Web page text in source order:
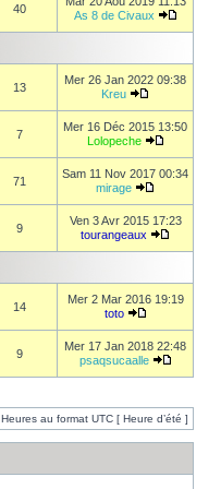
40
As 8 de Civaux
13
Mer 26 Jan 2022 09:38
Kreu
7
Mer 16 Déc 2015 13:50
Lolopeche
71
Sam 11 Nov 2017 00:34
mirage
9
Ven 3 Avr 2015 17:23
tourangeaux
14
Mer 2 Mar 2016 19:19
toto
9
Mer 17 Jan 2018 22:48
psaqsucaalle
Heures au format UTC [ Heure d’été ]